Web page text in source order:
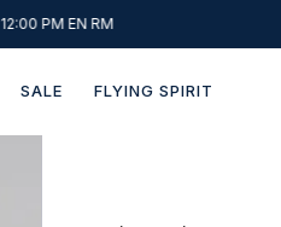
PM EN RM
SALE FLYING SPIRIT